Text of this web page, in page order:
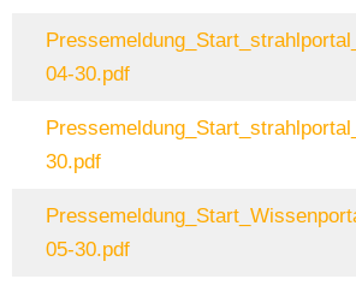
04-30.pdf
30.pdf
05-30.pdf